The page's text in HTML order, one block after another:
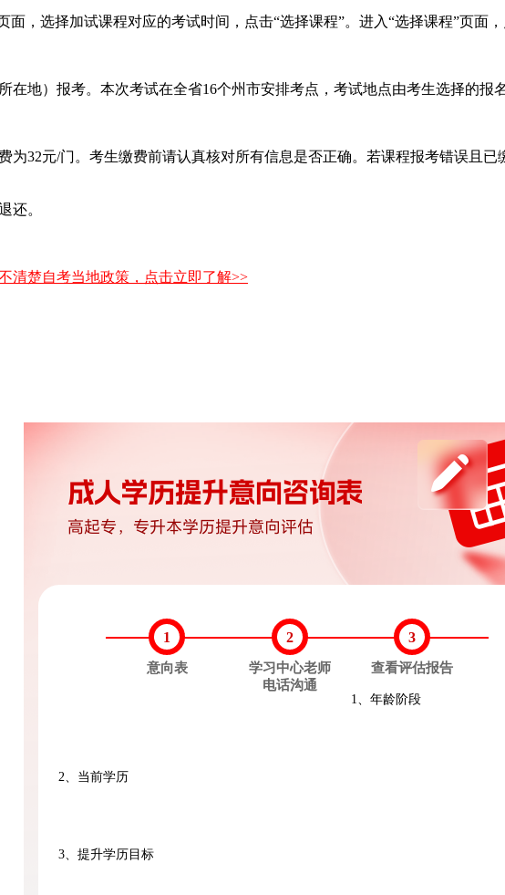
，选择加试课程对应的考试时间，点击“选择课程”。进入“选择课程”页面，
地）报考。本次考试在全省16个州市安排考点，考试地点由考生选择的报
为32元/门。考生缴费前请认真核对所有信息是否正确。若课程报考错误且
还。
清楚自考当地政策，点击立即了解>>
1
意向表
2
学习中心老师
电话沟通
3
查看评估报告
1、年龄阶段
2、当前学历
3、提升学历目标